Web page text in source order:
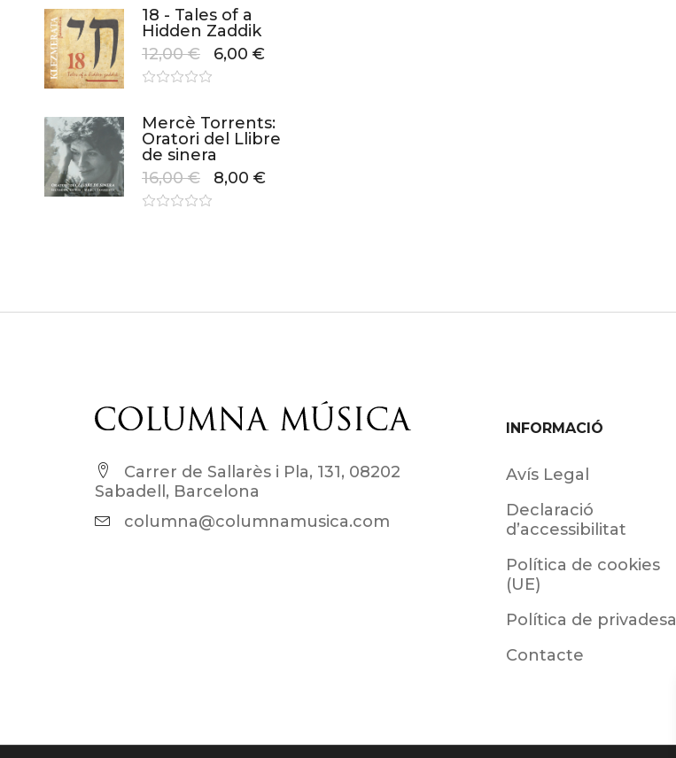
18 - Tales of a
Hidden Zaddik
12,00€ 6,00 €
Mercè Torrents:
Oratori del Llibre
de sinera
16,00€ 8,00 €
Carrer de Sallarès i Pla, 131, 08202
Sabadell, Barcelona
columna@columnamusica.com
INFORMACIÓ
Avís Legal
Declaració
d’accessibilitat
Política de cookies
(UE)
Política de privadesa
Contacte